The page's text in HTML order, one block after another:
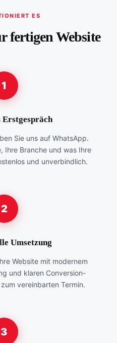
ES
fertigen Website
1
Erstgespräch
Sie uns auf WhatsApp.
Ihre Branche und was Ihre
und unverbindlich.
2
Umsetzung
Website mit modernem
und klaren Conversion-
vereinbarten Termin.
3